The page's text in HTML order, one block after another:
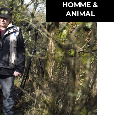
HOMME &
ANIMAL